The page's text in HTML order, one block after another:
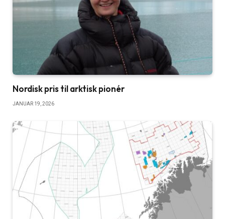
Nordisk pris til arktisk pionér
JANUAR 19, 2026